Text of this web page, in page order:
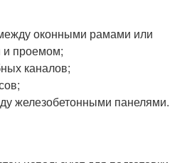
оконными рамами или
и проемом;
каналов;
железобетонными панелями.